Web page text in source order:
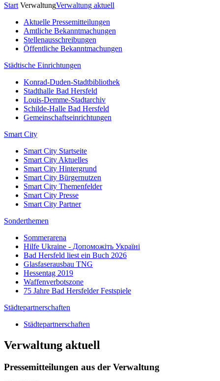
Start VerwaltungVerwaltung aktuell
Aktuelle Pressemitteilungen
Amtliche Bekanntmachungen
Stellenausschreibungen
Öffentliche Bekanntmachungen
Städtische Einrichtungen
Konrad-Duden-Stadtbibliothek
Stadthalle Bad Hersfeld
Louis-Demme-Stadtarchiv
Schilde-Halle Bad Hersfeld
Gemeinschaftseinrichtungen
Smart City
Smart City Startseite
Smart City Aktuelles
Smart City Hintergrund
Smart City Bürgernutzen
Smart City Themenfelder
Smart City Presse
Smart City Partner
Sonderthemen
Sommerarena
Hilfe Ukraine - Допоможіть Україні
Bad Hersfeld liest ein Buch 2026
Glasfaserausbau TNG
Hessentag 2019
Waffenverbotszone
75 Jahre Bad Hersfelder Festspiele
Städtepartnerschaften
Städtepartnerschaften
Verwaltung aktuell
Pressemitteilungen aus der Verwaltung